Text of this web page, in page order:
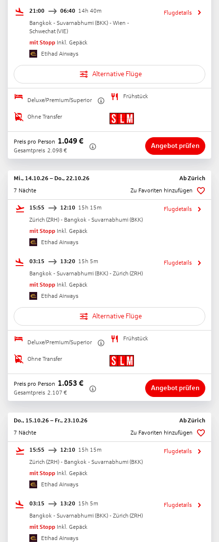
21:00 06:40 14h 40m
Bangkok - Suvarnabhumi (BKK) - Wien -
Schwechat(VIE)
mit Stopp Inkl. Gepäck
Etihad Airways
Flugdetails
Alternative Flüge
Deluxe/Premium/Superior
Frühstück
Ohne Transfer
Preis pro Person 1.049€
Gesamtpreis 2.098 €
Angebot prüfen
Mi., 14.10.26 – Do., 22.10.26 AbZürich
7 Nächte
Zu Favoriten hinzufügen
15:55 12:10 15h 15m
Zürich (ZRH) - Bangkok - Suvarnabhumi (BKK)
mit Stopp Inkl. Gepäck
Etihad Airways
Flugdetails
03:15 13:20 15h 5m
Bangkok - Suvarnabhumi (BKK) - Zürich (ZRH)
mit Stopp Inkl. Gepäck
Etihad Airways
Flugdetails
Alternative Flüge
Deluxe/Premium/Superior
Frühstück
Ohne Transfer
Preis pro Person 1.053 €
Gesamtpreis 2.107 €
Angebot prüfen
Do., 15.10.26 – Fr., 23.10.26 AbZürich
7 Nächte
Zu Favoriten hinzufügen
15:55 12:10 15h 15m
Zürich (ZRH) - Bangkok - Suvarnabhumi (BKK)
mit Stopp Inkl. Gepäck
Etihad Airways
Flugdetails
03:15 13:20 15h 5m
Bangkok - Suvarnabhumi (BKK) - Zürich (ZRH)
mit Stopp Inkl. Gepäck
Etihad Airways
Flugdetails